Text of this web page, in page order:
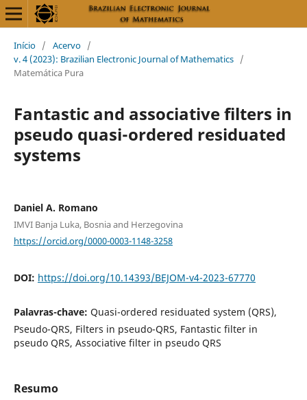
Início / Acervo /
v. 4 (2023): Brazilian Electronic Journal of Mathematics /
Matemática Pura
Fantastic and associative filters in
pseudo quasi-ordered residuated
systems
Daniel A. Romano
IMVI Banja Luka, Bosnia and Herzegovina
https://orcid.org/0000-0003-1148-3258
DOI: https://doi.org/10.14393/BEJOM-v4-2023-67770
Palavras-chave: Quasi-ordered residuated system (QRS),
Pseudo-QRS, Filters in pseudo-QRS, Fantastic filter in
pseudo QRS, Associative filter in pseudo QRS
Resumo